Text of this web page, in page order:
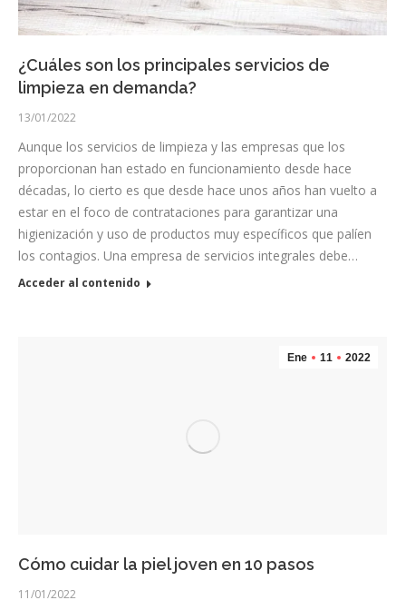
¿Cuáles son los principales servicios de
limpieza en demanda?
13/01/2022
Aunque los servicios de limpieza y las empresas que los
proporcionan han estado en funcionamiento desde hace
décadas, lo cierto es que desde hace unos años han vuelto a
estar en el foco de contrataciones para garantizar una
higienización y uso de productos muy específicos que palíen
los contagios. Una empresa de servicios integrales debe…
Acceder al contenido
Ene 11 2022
Cómo cuidar la piel joven en 10 pasos
11/01/2022